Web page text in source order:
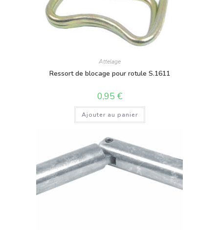
Attelage
Ressort de blocage pour rotule S.1611
0,95 €
Ajouter au panier